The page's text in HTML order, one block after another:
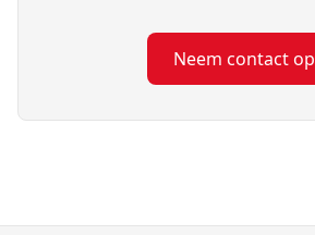
Neem contact op